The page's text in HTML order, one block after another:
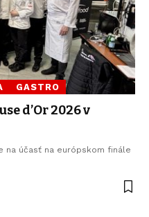
GASTRO
d’Or 2026 v
na účasť na európskom finále